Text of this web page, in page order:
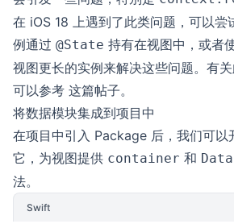
在 iOS 18 上遇到了此类问题，可以
例通过 @State 持有在视图中，或者
视图更长的实例来解决这些问题。有关
可以参考 这篇帖子。
将数据模块集成到项目中
在项目中引入 Package 后，我们可以
它，为视图提供 container 和
法。
Swift